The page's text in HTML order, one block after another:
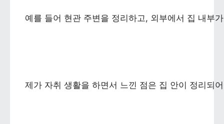
예를 들어 현관 주변을 정리하고, 외부에서 집 내부
제가 자취 생활을 하면서 느낀 점은 집 안이 정리되